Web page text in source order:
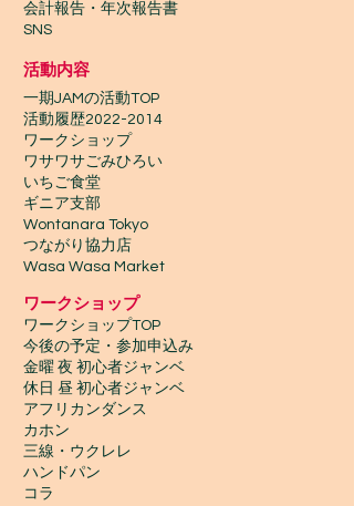
会計報告​・年次報告書
SNS
活動内容
一期JAMの活動TOP
​活動履歴2022-2014
ワークショップ
ワサワサごみひろい
いちご食堂
ギニア支部
Wontanara Tokyo
​つながり協力店
Wasa Wasa Market​
​ワークショップ
ワークショップTOP
今後の予定・参加申込み
金曜 夜 初心者ジャンベ
休日 昼 初心者ジャンベ
アフリカンダンス
カホン
三線・ウクレレ
ハンドパン
コラ